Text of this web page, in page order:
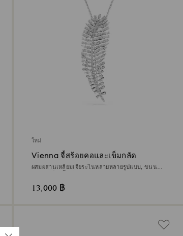
ใหม่
Vienna จี้สร้อยคอและเข็มกลัด
ผสมผสานเหลี่ยมเจียระไนหลายหลายรูปแบบ, ขนนก,
13,000 ฿